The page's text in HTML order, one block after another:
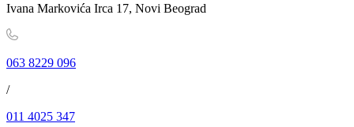
Ivana Markovića Irca 17, Novi Beograd
063 8229 096
/
011 4025 347